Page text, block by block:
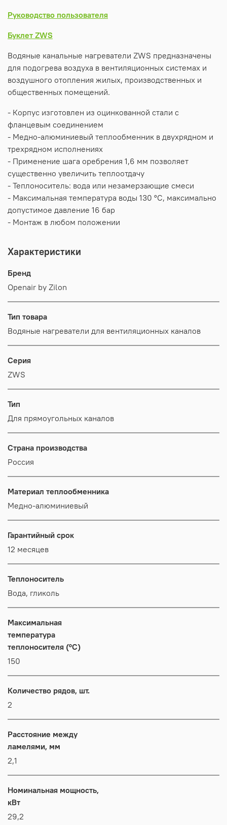
Руководство пользователя
Буклет ZWS
Водяные канальные нагреватели ZWS предназначены
для подогрева воздуха в вентиляционных системах и
воздушного отопления жилых, производственных и
общественных помещений.
- Корпус изготовлен из оцинкованной стали c
фланцевым соединением
- Медно-алюминиевый теплообменник в двухрядном и
трехрядном исполнениях
- Применение шага оребрения 1,6 мм позволяет
существенно увеличить теплоотдачу
- Теплоноситель: вода или незамерзающие смеси
- Максимальная температура воды 130 °С, максимально
допустимое давление 16 бар
- Монтаж в любом положении
Характеристики
Бренд
Openair by Zilon
Тип товара
Водяные нагреватели для вентиляционных каналов
Серия
ZWS
Тип
Для прямоугольных каналов
Страна производства
Россия
Материал теплообменника
Медно-алюминиевый
Гарантийный срок
12 месяцев
Теплоноситель
Вода, гликоль
Максимальная
температура
теплоносителя (°C)
150
Количество рядов, шт.
2
Расстояние между
ламелями, мм
2,1
Номинальная мощность,
кВт
29,2